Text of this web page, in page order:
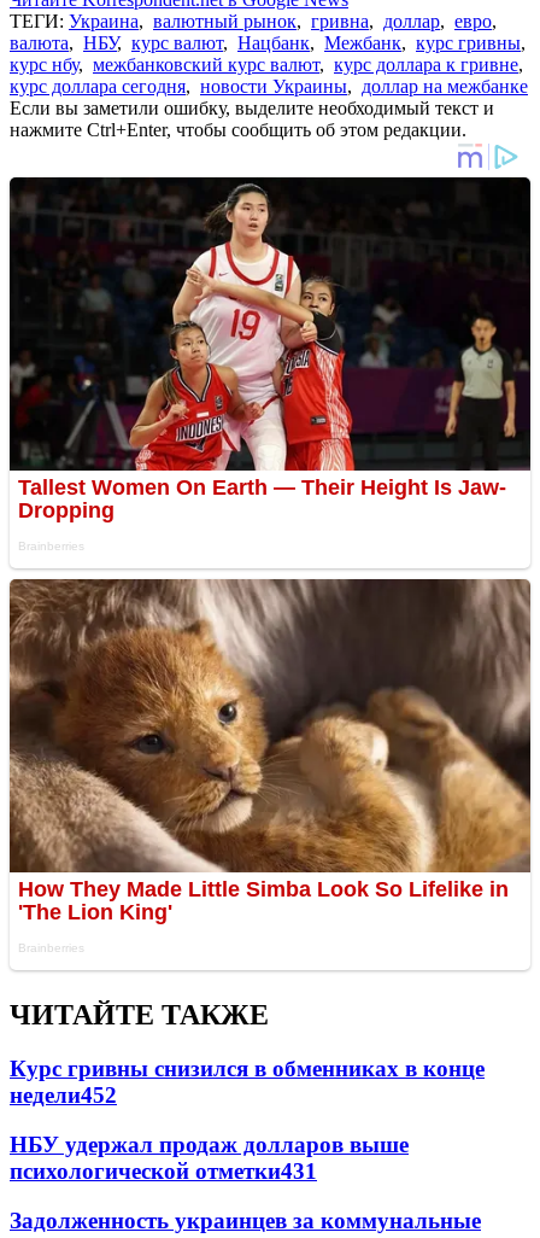
ТЕГИ: Украина, валютный рынок, гривна, доллар, евро,
валюта, НБУ, курс валют, Нацбанк, Межбанк, курс гривны,
курс нбу, межбанковский курс валют, курс доллара к гривне,
курс доллара сегодня, новости Украины, доллар на межбанке
Если вы заметили ошибку, выделите необходимый текст и
нажмите Ctrl+Enter, чтобы сообщить об этом редакции.
ЧИТАЙТЕ ТАКЖЕ
Курс гривны снизился в обменниках в конце
недели452
НБУ удержал продаж долларов выше
психологической отметки431
Задолженность украинцев за коммунальные